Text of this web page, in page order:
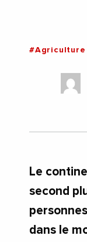
#Agriculture
Le
second
dans le